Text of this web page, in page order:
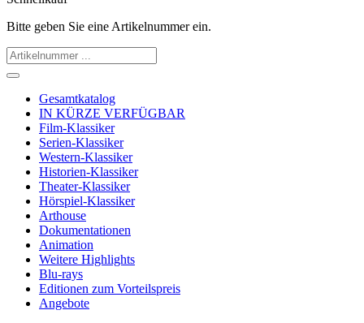
Bitte geben Sie eine Artikelnummer ein.
Gesamtkatalog
IN KÜRZE VERFÜGBAR
Film-Klassiker
Serien-Klassiker
Western-Klassiker
Historien-Klassiker
Theater-Klassiker
Hörspiel-Klassiker
Arthouse
Dokumentationen
Animation
Weitere Highlights
Blu-rays
Editionen zum Vorteilspreis
Angebote